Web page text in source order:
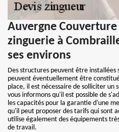
Auvergne
zinguerie à
ses environs
Des structures peuvent être installées
peuvent éventuellement être
place, il est nécessaire de solliciter un
vous informons qu'il est possible de
les capacités pour la garantie d'une
qu'il peut proposer des tarifs qui sont
utilise également des équipements
de travail.